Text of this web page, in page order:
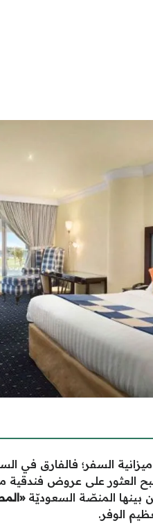
السفر؛ فالفارق في
العثور على عروض
بينها المنصّة السعوديّة
الوفر.